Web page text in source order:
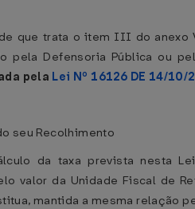
que trata o item III do anexo
pela Defensoria Pública ou
pela Lei Nº 16126 DE 14/10/
seu Recolhimento
da taxa prevista nesta
valor da Unidade Fiscal de
mantida a mesma relação